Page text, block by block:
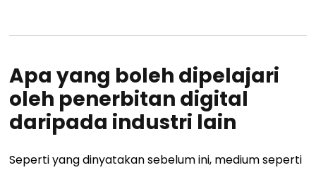
Apa yang boleh dipelajari
oleh penerbitan digital
daripada industri lain
Seperti yang dinyatakan sebelum ini, medium seperti